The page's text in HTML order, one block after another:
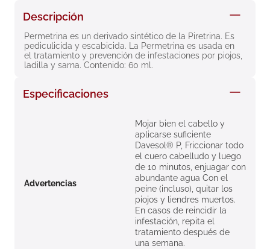
Descripción
Permetrina es un derivado sintético de la Piretrina. Es
pediculicida y escabicida. La Permetrina es usada en
el tratamiento y prevención de infestaciones por piojos,
ladilla y sarna. Contenido: 60 ml.
Especificaciones
Advertencias
Mojar bien el cabello y
aplicarse suficiente
Davesol® P, Friccionar todo
el cuero cabelludo y luego
de 10 minutos, enjuagar con
abundante agua Con el
peine (incluso), quitar los
piojos y liendres muertos.
En casos de reincidir la
infestación, repita el
tratamiento después de
una semana.
6 degraler
7. isdin
8 . roche posay
10.pañales